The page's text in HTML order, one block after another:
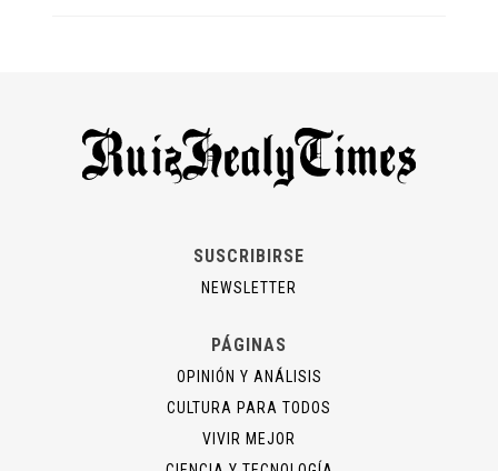
SUSCRIBIRSE
NEWSLETTER
PÁGINAS
OPINIÓN Y ANÁLISIS
CULTURA PARA TODOS
VIVIR MEJOR